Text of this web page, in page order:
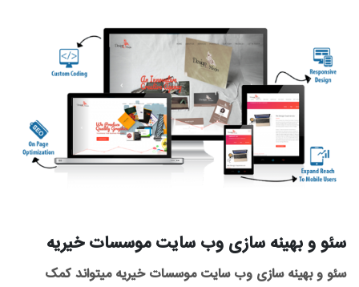
سئو و بهینه سازی وب سایت موسسات خیریه
سئو و بهینه سازی وب سایت موسسات خیریه میتواند کمک